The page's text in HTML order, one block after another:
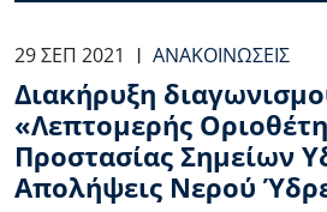
29 ΣΕΠ 2021 | ΑΝΑΚΟΙΝΏΣΕΙΣ
Διακήρυξη
«Λεπτομερής
Προστασίας Σημείων
Απολήψεις Νερού